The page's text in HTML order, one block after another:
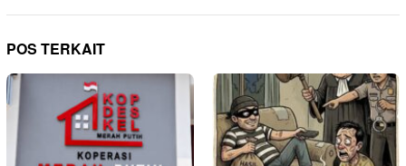
POS TERKAIT